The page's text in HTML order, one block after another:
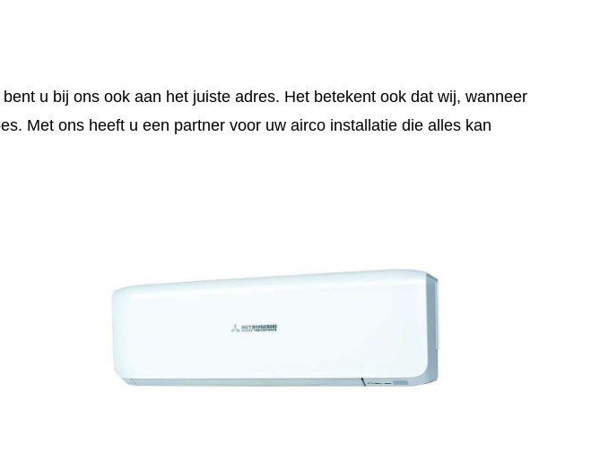
u bij ons ook aan het juiste adres. Het betekent ook dat wij, wanneer
Met ons heeft u een partner voor uw airco installatie die alles kan